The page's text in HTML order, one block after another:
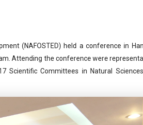
(NAFOSTED) held a conference in
Attending the conference were
Committees in Natural